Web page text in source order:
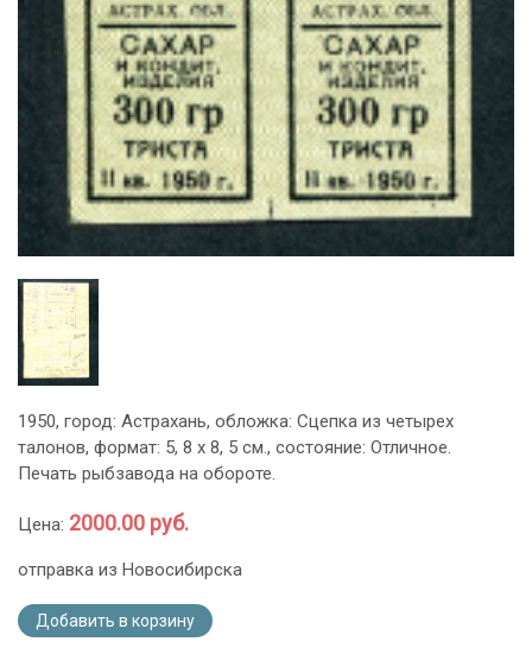
1950, город: Астрахань, обложка: Сцепка из четырех
талонов, формат: 5, 8 х 8, 5 см., состояние: Отличное.
Печать рыбзавода на обороте.
Цена: 2000.00 руб.
отправка из Новосибирска
Добавить в корзину